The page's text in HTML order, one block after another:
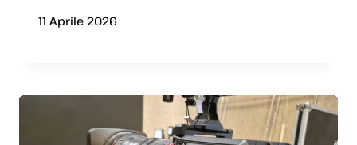
11 Aprile 2026